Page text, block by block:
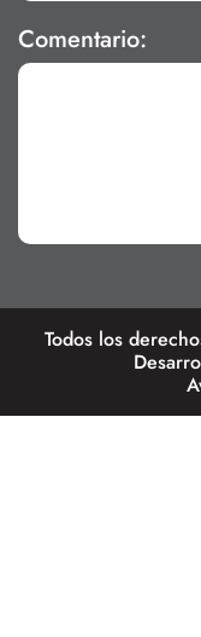
Comentario:
Todos los